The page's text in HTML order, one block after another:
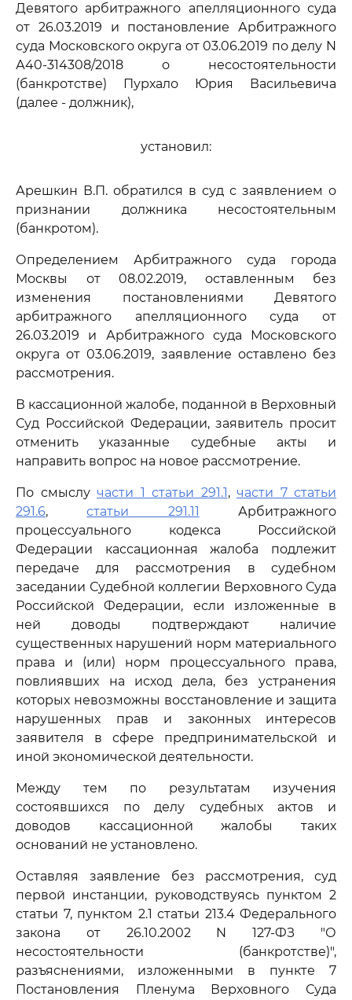
Девятого арбитражного апелляционного суда
от 26.03.2019 и постановление Арбитражного
суда Московского округа от 03.06.2019 по делу N
А40-314308/2018 о несостоятельности
(банкротстве) Пурхало Юрия Васильевича
(далее - должник),
установил:
Арешкин В.П. обратился в суд с заявлением о
признании должника несостоятельным
(банкротом).
Определением Арбитражного суда города
Москвы от 08.02.2019, оставленным без
изменения постановлениями Девятого
арбитражного апелляционного суда от
26.03.2019 и Арбитражного суда Московского
округа от 03.06.2019, заявление оставлено без
рассмотрения.
В кассационной жалобе, поданной в Верховный
Суд Российской Федерации, заявитель просит
отменить указанные судебные акты и
направить вопрос на новое рассмотрение.
По смыслу части 1 статьи 291.1, части 7 статьи
291.6,статьи 291.11 Арбитражного
процессуального кодекса Российской
Федерации кассационная жалоба подлежит
передаче для рассмотрения в судебном
заседании Судебной коллегии Верховного Суда
Российской Федерации, если изложенные в
ней доводы подтверждают наличие
существенных нарушений норм материального
права и (или) норм процессуального права,
повлиявших на исход дела, без устранения
которых невозможны восстановление и защита
нарушенных прав и законных интересов
заявителя в сфере предпринимательской и
иной экономической деятельности.
Между тем по результатам изучения
состоявшихся по делу судебных актов и
доводов кассационной жалобы таких
оснований не установлено.
Оставляя заявление без рассмотрения, суд
первой инстанции, руководствуясь пунктом 2
статьи 7, пунктом 2.1 статьи 213.4 Федерального
закона от 26.10.2002 N 127-ФЗ "О
несостоятельности (банкротстве)",
разъяснениями, изложенными в пункте 7
Постановления Пленума Верховного Суда